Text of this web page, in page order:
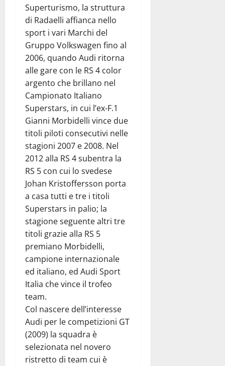
Superturismo, la struttura
di Radaelli affianca nello
sport i vari Marchi del
Gruppo Volkswagen fino al
2006, quando Audi ritorna
alle gare con le RS 4 color
argento che brillano nel
Campionato Italiano
Superstars, in cui l’ex-F.1
Gianni Morbidelli vince due
titoli piloti consecutivi nelle
stagioni 2007 e 2008. Nel
2012 alla RS 4 subentra la
RS 5 con cui lo svedese
Johan Kristoffersson porta
a casa tutti e tre i titoli
Superstars in palio; la
stagione seguente altri tre
titoli grazie alla RS 5
premiano Morbidelli,
campione internazionale
ed italiano, ed Audi Sport
Italia che vince il trofeo
team.
Col nascere dell’interesse
Audi per le competizioni GT
(2009) la squadra è
selezionata nel novero
ristretto di team cui è